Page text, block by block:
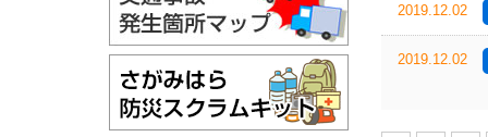
2019.12.02
2019.12.02